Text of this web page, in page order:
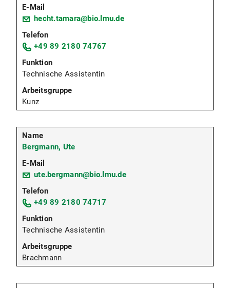
hecht.tamara@bio.lmu.de
+49 89 2180 74767
Technische Assistentin
Kunz
Bergmann, Ute
ute.bergmann@bio.lmu.de
+49 89 2180 74717
Technische Assistentin
Brachmann